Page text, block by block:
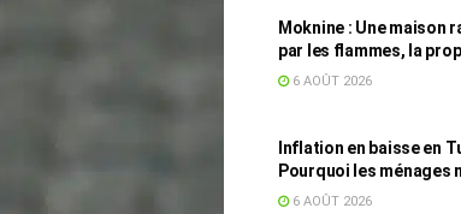
Moknine : Une maison
par les flammes, la
accuse la STEG et la
6 AOÛT 2026
Inflation en baisse en
Pourquoi les ménages
ressentent pas
6 AOÛT 2026